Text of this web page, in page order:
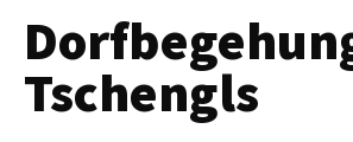
Tschengls